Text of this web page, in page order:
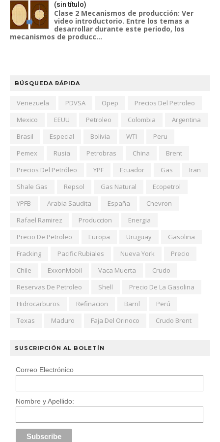
(sin título)
Clase 2 Mecanismos de producción: Ver
video introductorio. Entre los temas a
desarrollar durante este periodo, los
mecanismos de producc...
BÚSQUEDA RÁPIDA
Venezuela PDVSA Opep
Precios Del Petroleo
Mexico
EEUU Petroleo Colombia
Argentina
Brasil
Especial Bolivia WTI
Peru
Pemex
Rusia Petrobras China
Brent
Precios Del Petróleo
YPF Ecuador Gas
Iran
Shale Gas
Repsol Gas Natural
Ecopetrol
YPFB
Arabia Saudita España
Chevron
Rafael Ramirez
Produccion
Energia
Precio De Petroleo
Europa Uruguay
Gasolina
Fracking
Pacific Rubiales Nueva York
Precio
Chile
ExxonMobil Vaca Muerta
Crudo
Reservas De Petroleo
Shell
Precio De La Gasolina
Hidrocarburos
Refinacion Barril
Perú
Texas
Maduro Faja Del Orinoco Crudo Brent
SUSCRIPCIÓN AL BOLETÍN
Correo Electrónico
Nombre y Apellido: